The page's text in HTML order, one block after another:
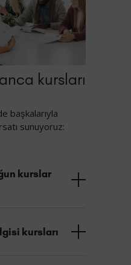
kursları
başkalarıyla
sunuyoruz:
kurslar
kursları